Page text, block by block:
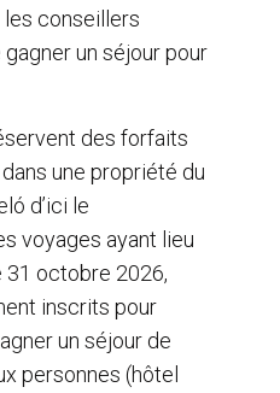
conseillers
un séjour pour
des forfaits
une propriété du
d’ici le
voyages ayant lieu
31 octobre 2026,
inscrits pour
un séjour de
personnes (hôtel